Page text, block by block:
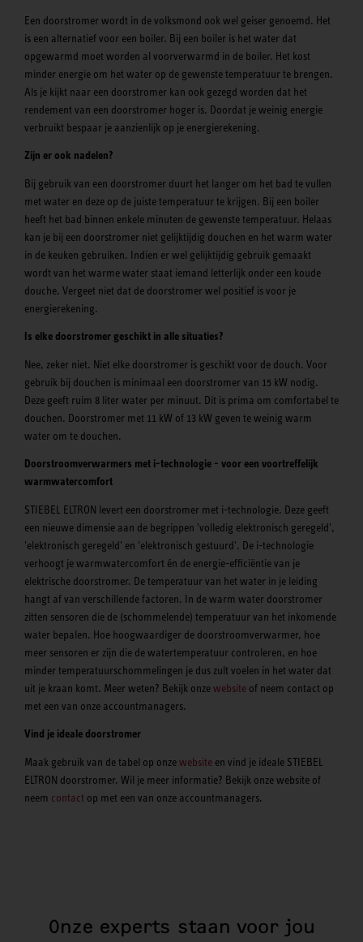
Een doorstromer wordt in de volksmond ook wel geiser genoemd. Het
is een alternatief voor een boiler. Bij een boiler is het water dat
opgewarmd moet worden al voorverwarmd in de boiler. Het kost
minder energie om het water op de gewenste temperatuur te brengen.
Als je kijkt naar een doorstromer kan ook gezegd worden dat het
rendement van een doorstromer hoger is. Doordat je weinig energie
verbruikt bespaar je aanzienlijk op je energierekening.
Zijn er ook nadelen?
Bij gebruik van een doorstromer duurt het langer om het bad te vullen
met water en deze op de juiste temperatuur te krijgen. Bij een boiler
heeft het bad binnen enkele minuten de gewenste temperatuur. Helaas
kan je bij een doorstromer niet gelijktijdig douchen en het warm water
in de keuken gebruiken. Indien er wel gelijktijdig gebruik gemaakt
wordt van het warme water staat iemand letterlijk onder een koude
douche. Vergeet niet dat de doorstromer wel positief is voor je
energierekening.
Is elke doorstromer geschikt in alle situaties?
Nee, zeker niet. Niet elke doorstromer is geschikt voor de douch. Voor
gebruik bij douchen is minimaal een doorstromer van 15 kW nodig.
Deze geeft ruim 8 liter water per minuut. Dit is prima om comfortabel te
douchen. Doorstromer met 11 kW of 13 kW geven te weinig warm
water om te douchen.
Doorstroomverwarmers met i-technologie - voor een voortreffelijk
warmwatercomfort
STIEBEL ELTRON levert een doorstromer met i-technologie. Deze geeft
een nieuwe dimensie aan de begrippen 'volledig elektronisch geregeld',
'elektronisch geregeld' en 'elektronisch gestuurd'. De i-technologie
verhoogt je warmwatercomfort én de energie-efficiëntie van je
elektrische doorstromer. De temperatuur van het water in je leiding
hangt af van verschillende factoren. In de warm water doorstromer
zitten sensoren die de (schommelende) temperatuur van het inkomende
water bepalen. Hoe hoogwaardiger de doorstroomverwarmer, hoe
meer sensoren er zijn die de watertemperatuur controleren, en hoe
minder temperatuurschommelingen je dus zult voelen in het water dat
uit je kraan komt. Meer weten? Bekijk onzewebsite of neem contact op
met een van onze accountmanagers.
Vind je ideale doorstromer
Maak gebruik van de tabel op onzewebsite en vind je ideale STIEBEL
ELTRON doorstromer. Wil je meer informatie? Bekijk onze website of
neem contact op met een van onze accountmanagers.
Onze experts staan voor jou